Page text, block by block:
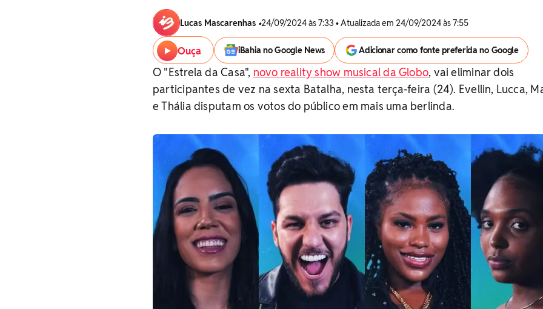
Lucas Mascarenhas •24/09/2024 às 7:33 • Atualizada em 24/09/2024 às 7:55
Ouça iBahia no Google News Adicionar como fonte preferida no Google
O "Estrela da Casa", novo reality show musical da Globo, vai eliminar dois
participantes de vez na sexta Batalha, nesta terça-feira (24). Evellin, Lucca,
e Thália disputam os votos do público em mais uma berlinda.